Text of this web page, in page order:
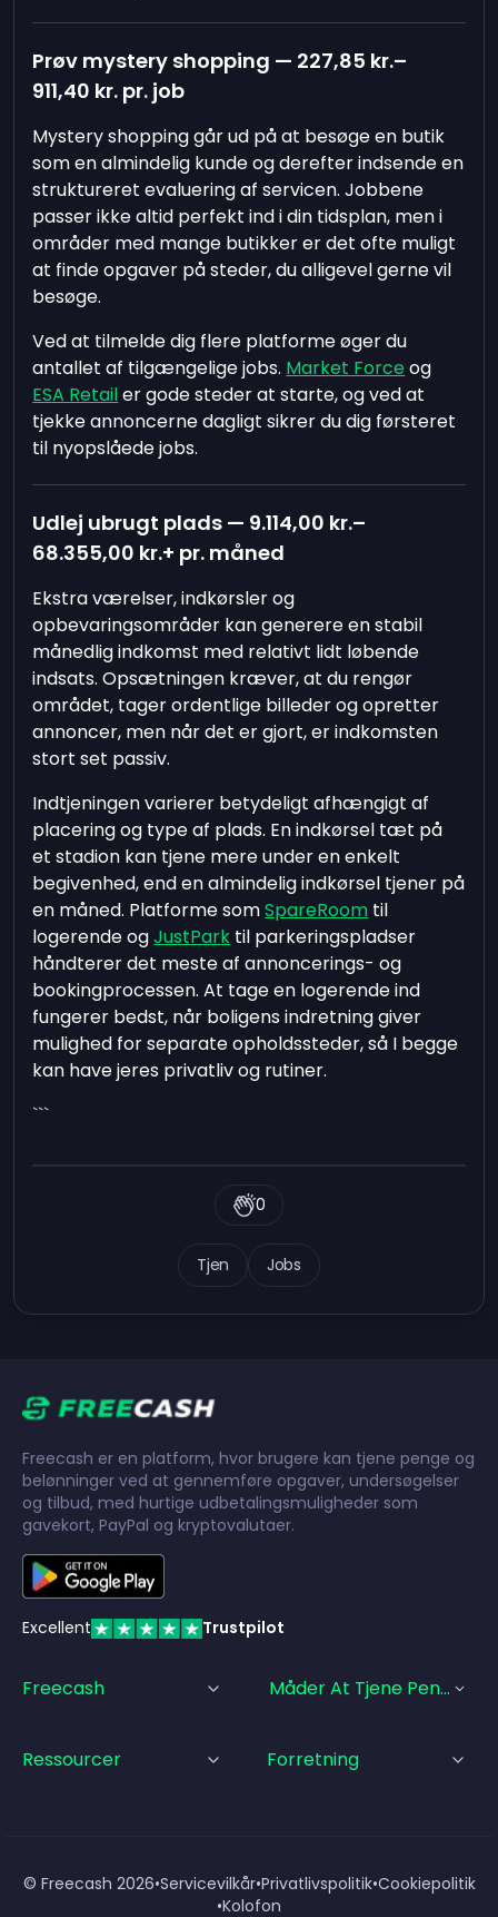
Prøv mystery shopping — 227,85 kr.–
911,40 kr. pr. job
Mystery shopping går ud på at besøge en butik
som en almindelig kunde og derefter indsende en
struktureret evaluering af servicen. Jobbene
passer ikke altid perfekt ind i din tidsplan, men i
områder med mange butikker er det ofte muligt
at finde opgaver på steder, du alligevel gerne vil
besøge.
Ved at tilmelde dig flere platforme øger du
antallet af tilgængelige jobs. Market Force og
ESA Retailer gode steder at starte, og ved at
tjekke annoncerne dagligt sikrer du dig førsteret
til nyopslåede jobs.
Udlej ubrugt plads — 9.114,00 kr.–
68.355,00 kr.+ pr. måned
Ekstra værelser, indkørsler og
opbevaringsområder kan generere en stabil
månedlig indkomst med relativt lidt løbende
indsats. Opsætningen kræver, at du rengør
området, tager ordentlige billeder og opretter
annoncer, men når det er gjort, er indkomsten
stort set passiv.
Indtjeningen varierer betydeligt afhængigt af
placering og type af plads. En indkørsel tæt på
et stadion kan tjene mere under en enkelt
begivenhed, end en almindelig indkørsel tjener på
en måned. Platforme somSpareRoom til
logerende ogJustPark til parkeringspladser
håndterer det meste af annoncerings- og
bookingprocessen. At tage en logerende ind
fungerer bedst, når boligens indretning giver
mulighed for separate opholdssteder, så I begge
kan have jeres privatliv og rutiner.
```
Tjen Jobs
0
Freecash er en platform, hvor brugere kan tjene penge og
belønninger ved at gennemføre opgaver, undersøgelser
og tilbud, med hurtige udbetalingsmuligheder som
gavekort, PayPal og kryptovalutaer.
Excellent Trustpilot
Freecash Måder At Tjene Penge På
Ressourcer Forretning
© Freecash 2026•Servicevilkår•Privatlivspolitik•Cookiepolitik
•Kolofon